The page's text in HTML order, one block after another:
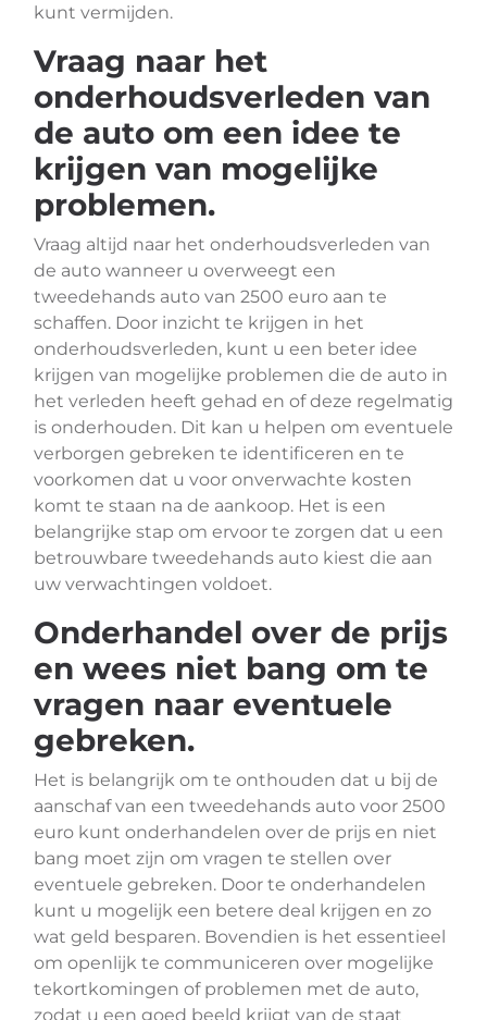
kunt vermijden.
Vraag naar het
onderhoudsverleden van
de auto om een idee te
krijgen van mogelijke
problemen.
Vraag altijd naar het onderhoudsverleden van
de auto wanneer u overweegt een
tweedehands auto van 2500 euro aan te
schaffen. Door inzicht te krijgen in het
onderhoudsverleden, kunt u een beter idee
krijgen van mogelijke problemen die de auto in
het verleden heeft gehad en of deze regelmatig
is onderhouden. Dit kan u helpen om eventuele
verborgen gebreken te identificeren en te
voorkomen dat u voor onverwachte kosten
komt te staan na de aankoop. Het is een
belangrijke stap om ervoor te zorgen dat u een
betrouwbare tweedehands auto kiest die aan
uw verwachtingen voldoet.
Onderhandel over de prijs
en wees niet bang om te
vragen naar eventuele
gebreken.
Het is belangrijk om te onthouden dat u bij de
aanschaf van een tweedehands auto voor 2500
euro kunt onderhandelen over de prijs en niet
bang moet zijn om vragen te stellen over
eventuele gebreken. Door te onderhandelen
kunt u mogelijk een betere deal krijgen en zo
wat geld besparen. Bovendien is het essentieel
om openlijk te communiceren over mogelijke
tekortkomingen of problemen met de auto,
zodat u een goed beeld krijgt van de staat